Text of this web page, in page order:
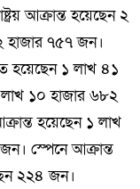
আক্রান্ত হয়েছেন ২
হাজার ৭৫৭ জন।
হয়েছেন ১ লাখ ৪১
১০ হাজার ৬৮২
হয়েছেন ১ লাখ
স্পেনে আক্রান্ত
২২৪ জন।